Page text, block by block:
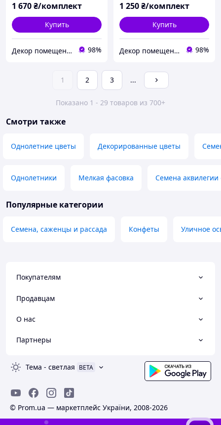
1 670₴/комплект
Купить
Декор помещений 98%
1 250₴/комплект
Купить
Декор помещений 98%
1 2 3 ...
Показано 1 - 29 товаров из 700+
Смотри также
Однолетние цветы Декорированные цветы
Однолетники Мелкая фасовка Семена аквилегии
Популярные категории
Семена, саженцы и рассада Конфеты Уличное
Покупателям
Продавцам
О нас
Партнеры
Тема - светлая BETA
© Prom.ua — маркетплейс України, 2008-2026